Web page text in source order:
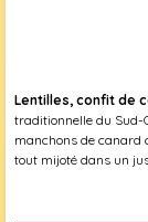
Lentilles, confit de
traditionnelle du Sud-
manchons de canard
tout mijoté dans un